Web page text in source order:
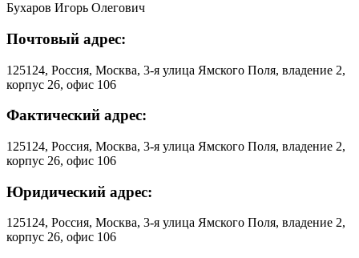
Бухаров Игорь Олегович
Почтовый адрес:
125124, Россия, Москва, 3-я улица Ямского Поля, владение 2,
корпус 26, офис 106
Фактический адрес:
125124, Россия, Москва, 3-я улица Ямского Поля, владение 2,
корпус 26, офис 106
Юридический адрес:
125124, Россия, Москва, 3-я улица Ямского Поля, владение 2,
корпус 26, офис 106